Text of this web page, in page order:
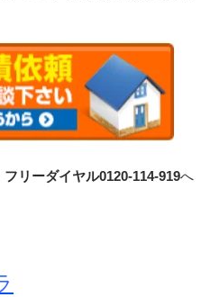
フリーダイヤル0120-114-919へ